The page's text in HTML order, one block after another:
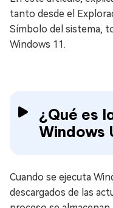
tanto desde el
Símbolo del sistema,
Windows 11.
¿Qué es
Windows
Cuando se ejecuta
descargados de las